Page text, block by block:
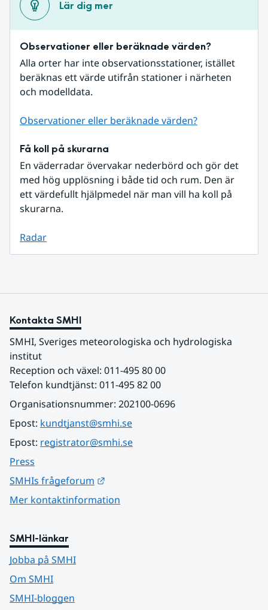
Lär dig mer
Observationer eller beräknade värden?
Alla orter har inte observationsstationer, istället
beräknas ett värde utifrån stationer i närheten
och modelldata.
Observationer eller beräknade värden?
Få koll på skurarna
En väderradar övervakar nederbörd och gör det
med hög upplösning i både tid och rum. Den är
ett värdefullt hjälpmedel när man vill ha koll på
skurarna.
Radar
Kontakta SMHI
SMHI, Sveriges meteorologiska och hydrologiska
institut
Reception och växel: 011-495 80 00
Telefon kundtjänst: 011-495 82 00
Organisationsnummer: 202100-0696
Epost: kundtjanst@smhi.se
Epost: registrator@smhi.se
Press
SMHIs frågeforum
Mer kontaktinformation
SMHI-länkar
Jobba på SMHI
Om SMHI
SMHI-bloggen